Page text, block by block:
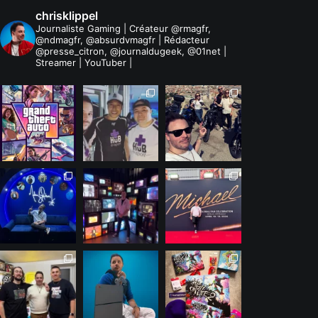
chrisklippel
Journaliste Gaming | Créateur @rmagfr,
@ndmagfr, @absurdvmagfr | Rédacteur
@presse_citron, @journaldugeek, @01net |
Streamer | YouTuber |